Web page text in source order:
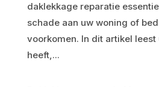
daklekkage reparatie
schade aan uw woning of
voorkomen. In dit artikel leest
heeft,...